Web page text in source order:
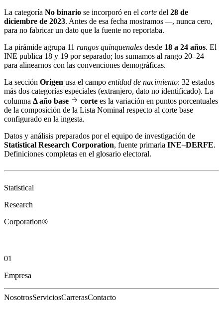
La categoría No binario se incorporó en el corte del 28 de
diciembre de 2023. Antes de esa fecha mostramos —, nunca cero,
para no fabricar un dato que la fuente no reportaba.
La pirámide agrupa 11 rangos quinquenales desde 18 a 24 años. El
INE publica 18 y 19 por separado; los sumamos al rango 20–24
para alinearnos con las convenciones demográficas.
La sección Origen usa el campo entidad de nacimiento: 32 estados
más dos categorías especiales (extranjero, dato no identificado). La
columna Δ año base corte es la variación en puntos porcentuales
de la composición de la Lista Nominal respecto al corte base
configurado en la ingesta.
Datos y análisis preparados por el equipo de investigación de
Statistical Research Corporation, fuente primaria INE–DERFE.
Definiciones completas en el glosario electoral.
Statistical
Research
Corporation®
01
Empresa
NosotrosServiciosCarrerasContacto